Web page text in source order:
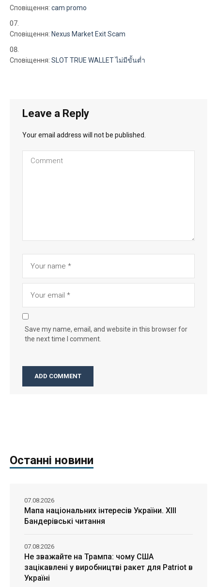
Сповіщення: cam promo
Сповіщення: Nexus Market Exit Scam
Сповіщення: SLOT TRUE WALLET ไม่มีขั้นต่ำ
Leave a Reply
Your email address will not be published.
Save my name, email, and website in this browser for
the next time I comment.
Останні новини
Мапа національних інтересів України. ХІІІ
Бандерівські читання
07.08.2026
Не зважайте на Трампа: чому США
зацікавлені у виробництві ракет для Patriot в
Україні
07.08.2026